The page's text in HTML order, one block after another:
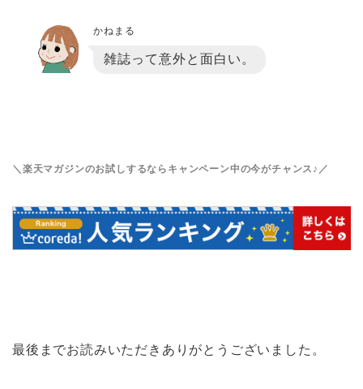
かねまる
雑誌って意外と面白い。
＼楽天マガジンのお試しするならキャンペーン中の今がチャンス♪／
最後までお読みいただきありがとうございました。